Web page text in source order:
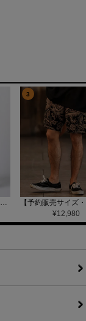
【wjk】【予約販売1月上旬～中旬入荷】function knit easy slacks(jacquard check) ニットイージーパンツ(504 mw08j)
3
¥12,980